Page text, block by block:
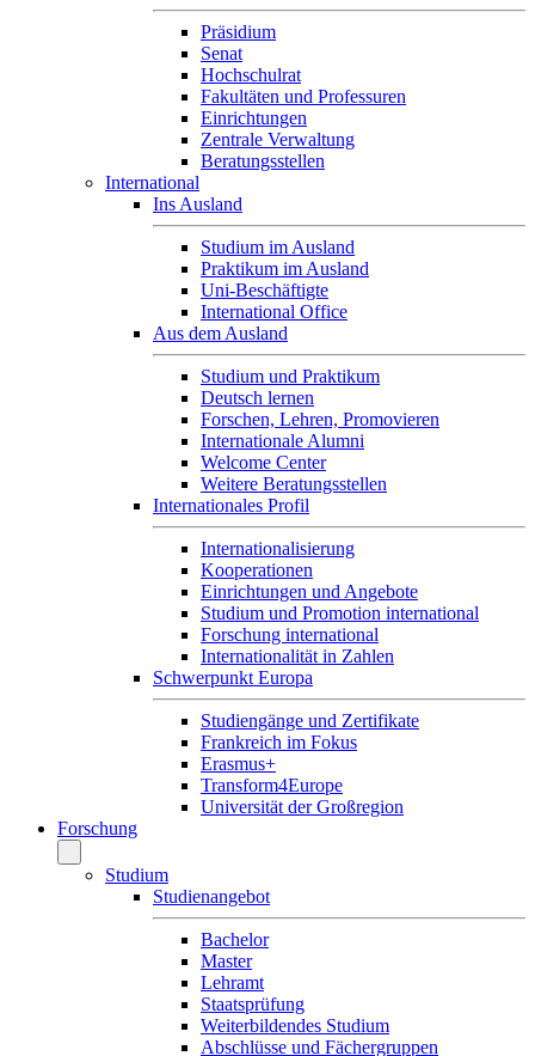
Präsidium
Senat
Hochschulrat
Fakultäten und Professuren
Einrichtungen
Zentrale Verwaltung
Beratungsstellen
International
Ins Ausland
Studium im Ausland
Praktikum im Ausland
Uni-Beschäftigte
International Office
Aus dem Ausland
Studium und Praktikum
Deutsch lernen
Forschen, Lehren, Promovieren
Internationale Alumni
Welcome Center
Weitere Beratungsstellen
Internationales Profil
Internationalisierung
Kooperationen
Einrichtungen und Angebote
Studium und Promotion international
Forschung international
Internationalität in Zahlen
Schwerpunkt Europa
Studiengänge und Zertifikate
Frankreich im Fokus
Erasmus+
Transform4Europe
Universität der Großregion
Forschung
Studium
Studienangebot
Bachelor
Master
Lehramt
Staatsprüfung
Weiterbildendes Studium
Abschlüsse und Fächergruppen